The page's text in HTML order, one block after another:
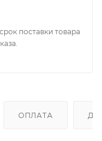
поставки товара
ОПЛАТА